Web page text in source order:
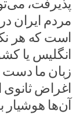
پذیرفت،
مردم ایران
است که هر
انگلیس یا
زبان ما دست
اغراض
آن‌ها هوشیار